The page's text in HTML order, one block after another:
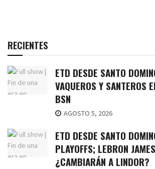
RECIENTES
ETD DESDE SANTO
VAQUEROS Y SANTEROS
BSN
AGOSTO 5, 2026
ETD DESDE SANTO
PLAYOFFS; LEBRON
¿CAMBIARÁN A LINDOR?